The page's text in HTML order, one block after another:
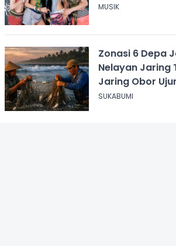
MUSIK
Zonasi 6 Depa
Nelayan Jaring
Jaring Obor
Sukabumi
SUKABUMI